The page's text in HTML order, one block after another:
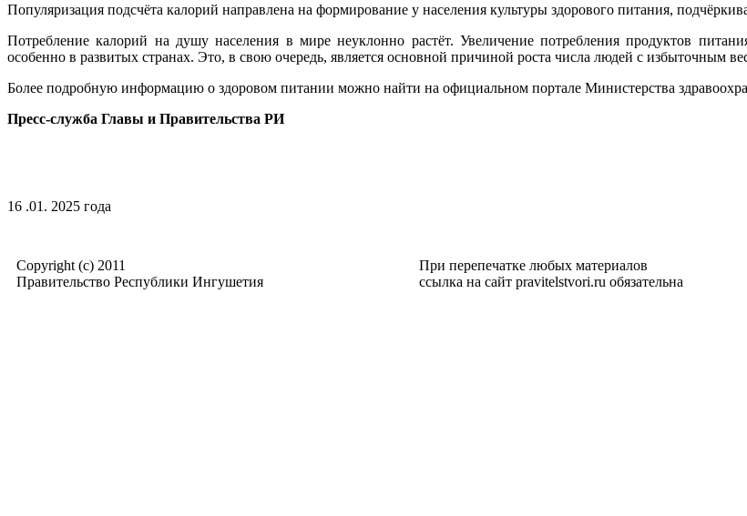
Популяризация подсчёта калорий направлена на формирование у населения культуры здорового питания,
Потребление калорий на душу населения в мире неуклонно растёт. Увеличение потребления продуктов
особенно в развитых странах. Это, в свою очередь, является основной причиной роста числа людей с избыточным
Более подробную информацию о здоровом питании можно найти на официальном портале Министерства
Пресс-служба Главы и Правительства РИ
16 .01. 2025 года
Copyright (c) 2011
Правительство Республики Ингушетия
При перепечатке любых материалов
ссылка на сайт pravitelstvori.ru обязательна